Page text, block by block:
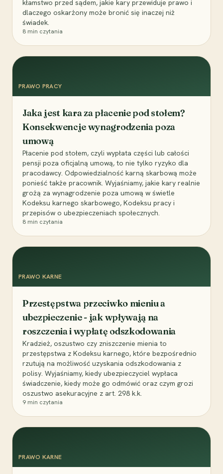
kłamstwo przed sądem, jakie kary przewiduje prawo i
dlaczego oskarżony może bronić się inaczej niż
świadek.
8 min czytania
PRAWO PRACY
Jaka jest kara za płacenie pod stołem?
Konsekwencje wynagrodzenia poza
umową
Płacenie pod stołem, czyli wypłata części lub całości
pensji poza oficjalną umową, to nie tylko ryzyko dla
pracodawcy. Odpowiedzialność karną skarbową może
ponieść także pracownik. Wyjaśniamy, jakie kary realnie
grożą za wynagrodzenie poza umową w świetle
Kodeksu karnego skarbowego, Kodeksu pracy i
przepisów o ubezpieczeniach społecznych.
8 min czytania
PRAWO KARNE
Przestępstwa przeciwko mieniu a
ubezpieczenie - jak wpływają na
roszczenia i wypłatę odszkodowania
Kradzież, oszustwo czy zniszczenie mienia to
przestępstwa z Kodeksu karnego, które bezpośrednio
rzutują na możliwość uzyskania odszkodowania z
polisy. Wyjaśniamy, kiedy ubezpieczyciel wypłaca
świadczenie, kiedy może go odmówić oraz czym grozi
oszustwo asekuracyjne z art. 298 k.k.
9 min czytania
PRAWO KARNE